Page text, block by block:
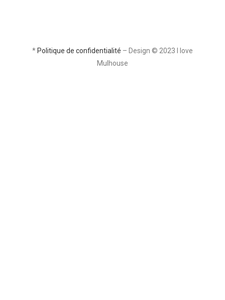
* Politique de confidentialité – Design © 2023 I love
Mulhouse